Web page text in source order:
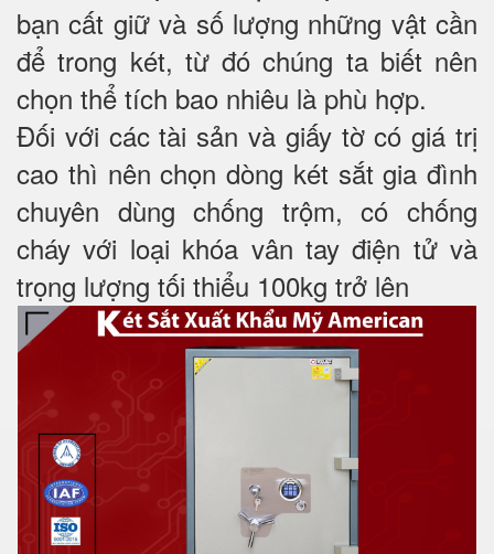
bạn cất giữ và số lượng những vật cần
để trong két, từ đó chúng ta biết nên
chọn thể tích bao nhiêu là phù hợp.
Đối với các tài sản và giấy tờ có giá trị
cao thì nên chọn dòng két sắt gia đình
chuyên dùng chống trộm, có chống
cháy với loại khóa vân tay điện tử và
trọng lượng tối thiểu 100kg trở lên